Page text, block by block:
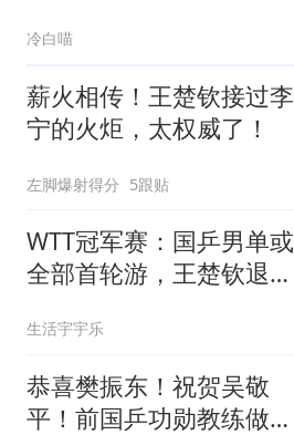
冷白喵
薪火相传！王楚钦接过李
宁的火炬，太权威了！
左脚爆射得分 5跟贴
WTT冠军赛：国乒男单或
全部首轮游，王楚钦退赛
生活宇宇乐
恭喜樊振东！祝贺吴敬
平！前国乒功勋教练做出